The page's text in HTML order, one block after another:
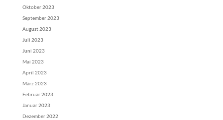
Oktober 2023
September 2023
August 2023
Juli 2023
Juni 2023
Mai 2023
April 2023
März 2023
Februar 2023
Januar 2023
Dezember 2022